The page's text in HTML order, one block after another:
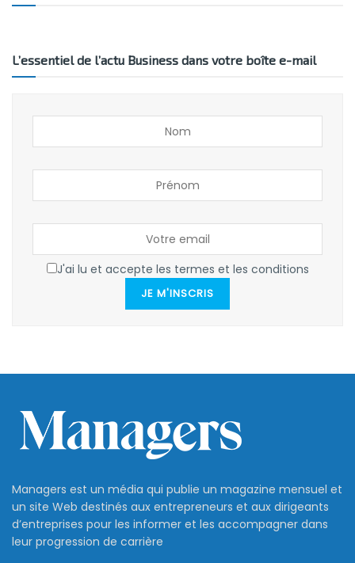
L’essentiel de l’actu Business dans votre boîte e-mail
J'ai lu et accepte les termes et les conditions
JE M'INSCRIS
Managers est un média qui publie un magazine mensuel et
un site Web destinés aux entrepreneurs et aux dirigeants
d’entreprises pour les informer et les accompagner dans
leur progression de carrière